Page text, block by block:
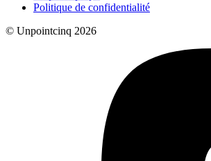
Politique de confidentialité
© Unpointcinq 2026